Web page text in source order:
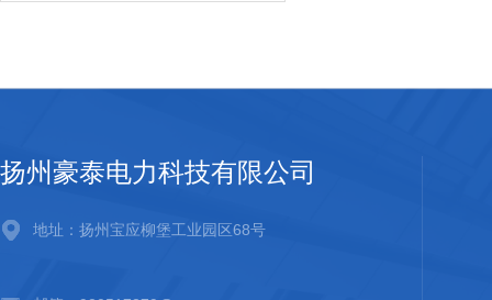
扬州豪泰电力科技有限公司
地址：扬州宝应柳堡工业园区68号